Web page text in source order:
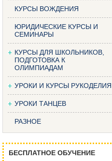
КУРСЫ ВОЖДЕНИЯ
ЮРИДИЧЕСКИЕ КУРСЫ И
СЕМИНАРЫ
КУРСЫ ДЛЯ ШКОЛЬНИКОВ,
ПОДГОТОВКА К
ОЛИМПИАДАМ
УРОКИ И КУРСЫ РУКОДЕЛИЯ
УРОКИ ТАНЦЕВ
РАЗНОЕ
БЕСПЛАТНОЕ ОБУЧЕНИЕ